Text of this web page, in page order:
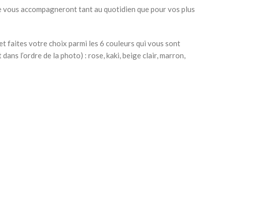
vous accompagneront tant au quotidien que pour vos plus
faites votre choix parmi les 6 couleurs qui vous sont
l’ordre de la photo) : rose, kaki, beige clair, marron,